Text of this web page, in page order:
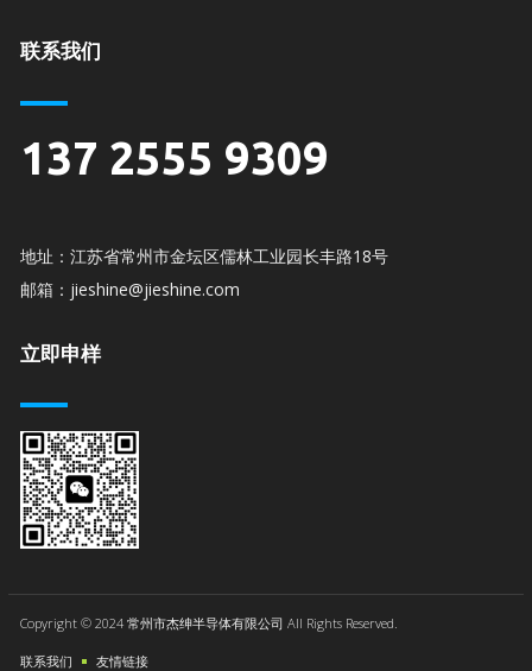
联系我们
137 2555 9309
地址：江苏省常州市金坛区儒林工业园长丰路18号
邮箱：jieshine@jieshine.com
立即申样
Copyright © 2024 常州市杰绅半导体有限公司 All Rights Reserved.
联系我们 友情链接